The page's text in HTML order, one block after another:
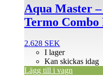
Aqua Master
Termo Combo
2.628 SEK
I lager
Kan skickas idag
Lägg till i vagn